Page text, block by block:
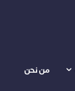
من نحن